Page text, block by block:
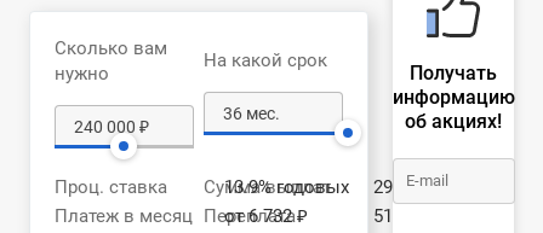
Сколько вам
нужно
На какой срок
Проц. ставка
13.9% годовых
Платеж в месяц
от 6 732 ₽
Сумма выплат
291 428 ₽
Переплата
51 428 ₽
Получать
информацию
об акциях!